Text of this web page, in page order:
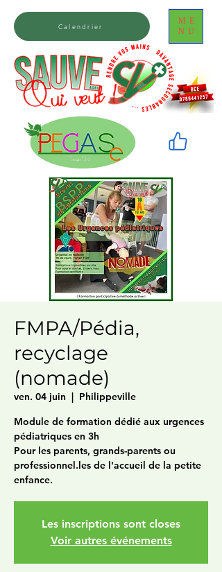
ME
NU
Calendrier
FMPA/Pédia,
recyclage
(nomade)
ven. 04 juin
  |
Philippeville
Module de formation dédié aux urgences
pédiatriques en 3h
Pour les parents, grands-parents ou
professionnel.les de l'accueil de la petite
enfance.
Les inscriptions sont closes
Voir autres événements